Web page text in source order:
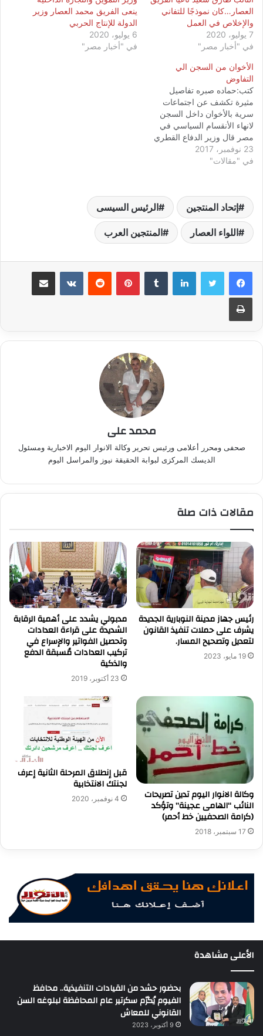
العصار…كان نموذجًا للتفاني
والإخلاص في العمل
7 يوليو، 2020
في "أخبار مصر"
ينعى الفريق محمد العصار وزير
الدولة للإنتاج الحربي
6 يوليو، 2020
في "أخبار مصر"
الأخوان من السجن الي
التفاوض
كتب:حماده صبره تفاصيل
مثيرة تكشف عن اجتماعات
سرية بالأخوان داخل السجن
لانهاء الأنقسام السياسي في
مصر قال وزير الدفاع القطري
"خالد العطية"خلال مقابلة معه
في برنامج"الحقيقة"الذي يبثه
اتصال من وزير الخارجية
السابق "جون كيري" حيث
طلب من العطية استئذان سمو
الأمير القطري…
23 نوفمبر، 2017
في "مقالات"
إتحاد المنتجين الرئيس السيسى
اللواء العصار المنتجين العرب
لينكدإن بينتيريست مشاركة عبر البريد
طباعة
محمد على
صحفى ومحرر أعلامى ورئيس تحرير وكالة الانوار اليوم الاخبارية ومسئول
الديسك المركزى لبوابة الحقيقة نيوز والمراسل اليوم
مقالات ذات صلة
رئيس جهاز مدينة النوبارية الجديدة
يشرف على حملات تنفيذ القانون
لتعديل وتصحيح المسار.
19 مايو، 2023
مدبولي يشدد على أهمية الرقابة
الشديدة على قراءة العدادات
وتحصيل الفواتير والإسراع في
تركيب العدادات مُسبقة الدفع
والذكية
23 أكتوبر، 2019
وكالة الانوار اليوم تدين تصريحات
النائب “الهامى عجينة” وتؤكد
(كرامة الصحفيين خط أحمر)
17 سبتمبر، 2018
قبل إنطلاق المرحلة الثانية إعرف
لجنتك الانتخابية
4 نوفمبر، 2020
الأعلى مشاهدة
بحضور حشد من القيادات التنفيذية.. محافظ
الفيوم يُكرّم سكرتير عام المحافظة لبلوغه السن
القانوني للمعاش
9 أكتوبر، 2023